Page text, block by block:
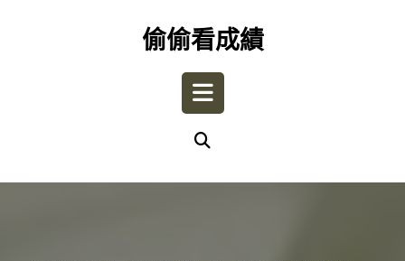
偷偷看成績
Open